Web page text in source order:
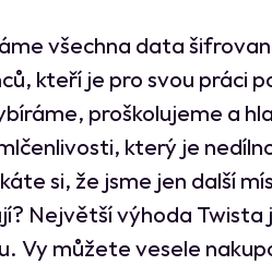
všechna data
kteří je pro svou práci
proškolujeme a
který je
si, že jsme jen další
Největší výhoda Twista
Vy můžete vesele